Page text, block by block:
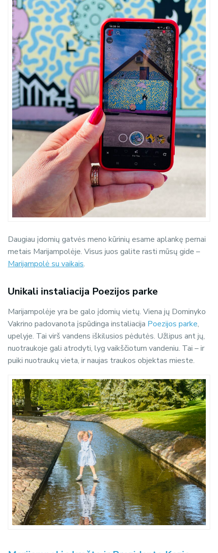
Daugiau įdomių gatvės meno kūrinių esame aplankę pernai
metais Marijampolėje. Visus juos galite rasti mūsų gide –
Marijampolė su vaikais.
Unikali instaliacija Poezijos parke
Marijampolėje yra be galo įdomių vietų. Viena jų Dominyko
Vakrino padovanota įspūdinga instaliacija Poezijos parke,
upelyje. Tai virš vandens iškilusios pėdutės. Užlipus ant jų,
nuotraukoje gali atrodyti, lyg vaikščiotum vandeniu. Tai – ir
puiki nuotraukų vieta, ir naujas traukos objektas mieste.